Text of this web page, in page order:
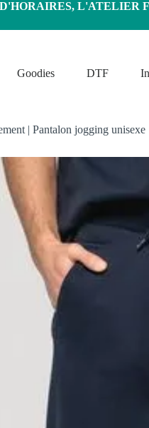
L'ATELIER
Goodies DTF
| Pantalon jogging unisexe